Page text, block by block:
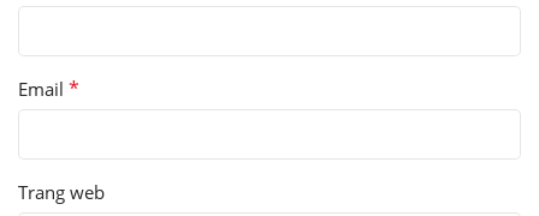
Email *
Trang web